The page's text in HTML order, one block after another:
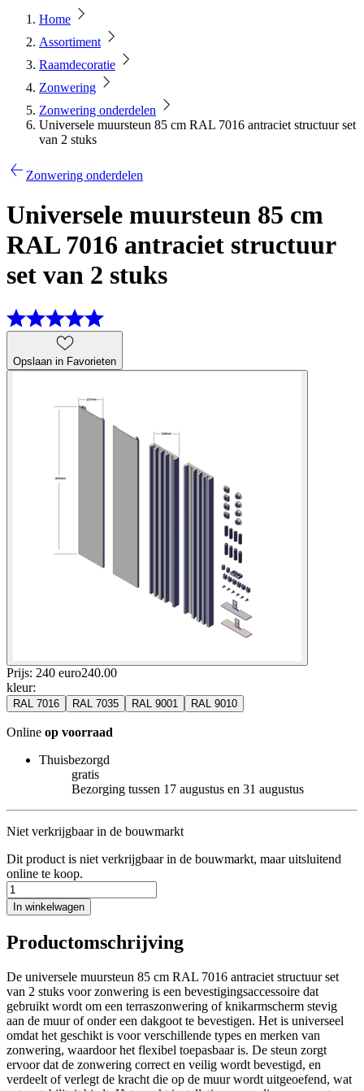
Home
Assortiment
Raamdecoratie
Zonwering
Zonwering onderdelen
Universele muursteun 85 cm RAL 7016 antraciet structuur set
van 2 stuks
Zonwering onderdelen
Universele muursteun 85 cm
RAL 7016 antraciet structuur
set van 2 stuks
Opslaan in Favorieten
Prijs: 240 euro240.00
kleur:
RAL 7016 RAL 7035 RAL 9001 RAL 9010
Online op voorraad
Thuisbezorgd
gratis
Bezorging tussen 17 augustus en 31 augustus
Niet verkrijgbaar in de bouwmarkt
Dit product is niet verkrijgbaar in de bouwmarkt, maar uitsluitend
online te koop.
In winkelwagen
Productomschrijving
De universele muursteun 85 cm RAL 7016 antraciet structuur set
van 2 stuks voor zonwering is een bevestigingsaccessoire dat
gebruikt wordt om een terraszonwering of knikarmscherm stevig
aan de muur of onder een dakgoot te bevestigen. Het is universeel
omdat het geschikt is voor verschillende types en merken van
zonwering, waardoor het flexibel toepasbaar is. De steun zorgt
ervoor dat de zonwering correct en veilig wordt bevestigd, en
verdeelt of verlegt de kracht die op de muur wordt uitgeoefend, wat